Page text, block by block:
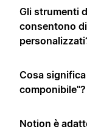
Gli strumenti
consentono
Cosa
componibile"?
Notion è